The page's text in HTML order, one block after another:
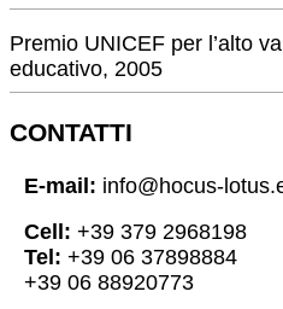
Premio UNICEF per l’alto
educativo, 2005
CONTATTI
E-mail: info@hocus-
Cell: +39 379 2968198
Tel: +39 06 37898884
+39 06 88920773